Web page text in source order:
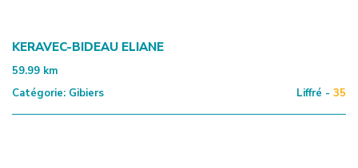
KERAVEC-BIDEAU ELIANE
59.99 km
Catégorie: Gibiers Liffré - 35